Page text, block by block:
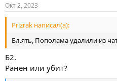
Окт 2, 2023
Prizrak написал(а):
Бл.ять, Пополама удалили из
Б2.
Ранен или убит?